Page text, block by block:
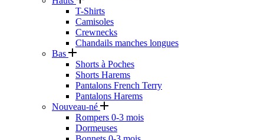
T-Shirts
Camisoles
Crewnecks
Chandails manches longues
Bas
Shorts à Poches
Shorts Harems
Pantalons French Terry
Pantalons Harems
Nouveau-né
Rompers 0-3 mois
Dormeuses